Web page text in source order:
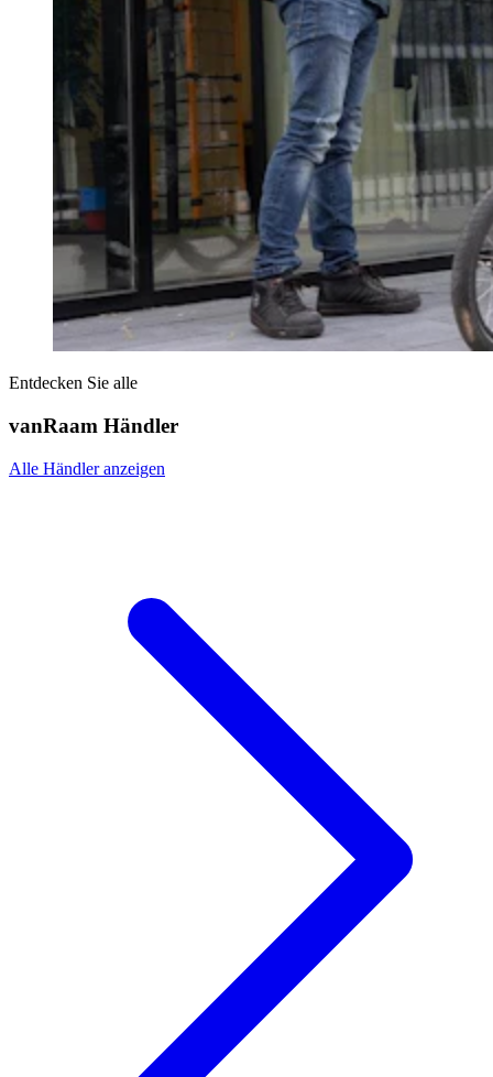
Entdecken Sie alle
vanRaam Händler
Alle Händler anzeigen